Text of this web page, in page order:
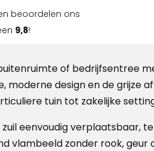
beoordelen ons
9,8!
of bedrijfsentree
moderne design en de grijze
tuin tot zakelijke
eenvoudig verplaatsbaar,
vlambeeld zonder rook, geur